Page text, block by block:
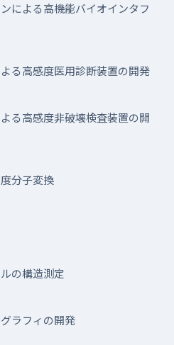
による高機能バイオインタフ
る高感度医用診断装置の開発
る高感度非破壊検査装置の開
分子変換
の構造測定
ラフィの開発